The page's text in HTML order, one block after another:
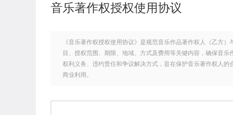
音乐著作权授权使用协议
《音乐著作权授权使用协议》是规范音乐作品著作权人（乙方
目、授权范围、期限、地域、方式及费用等关键内容，确保音
权利义务、违约责任和争议解决方式，旨在保护音乐著作权人
商业利用。